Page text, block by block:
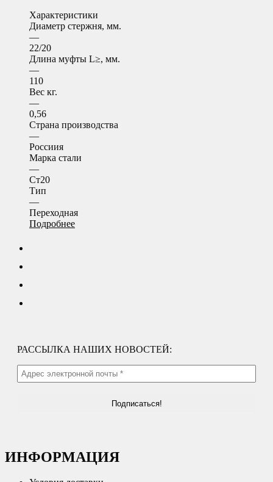
Характеристики
Диаметр стержня, мм.
—
22/20
Длина муфты L≥, мм.
—
110
Вес кг.
—
0,56
Страна производства
—
Россиия
Марка стали
—
Ст20
Тип
—
Переходная
Подробнее
РАССЫЛКА НАШИХ НОВОСТЕЙ:
ИНФОРМАЦИЯ